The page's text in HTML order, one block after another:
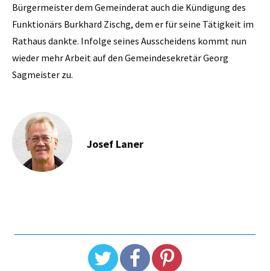
Bürgermeister dem Gemeinderat auch die Kündigung des
Funktionärs Burkhard Zischg, dem er für seine Tätigkeit im
Rathaus dankte. Infolge seines Ausscheidens kommt nun
wieder mehr Arbeit auf den Gemeindesekretär Georg
Sagmeister zu.
Josef Laner